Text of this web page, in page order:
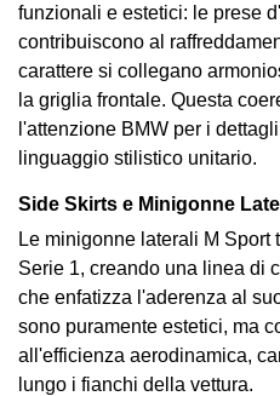
funzionali e estetici: le prese
contribuiscono al
carattere si collegano
la griglia frontale. Questa
l'attenzione BMW per i
linguaggio stilistico unitario.
Side Skirts e Minigonne
Le minigonne laterali M Sport
Serie 1, creando una linea di
che enfatizza l'aderenza al
sono puramente estetici, ma
all'efficienza aerodinamica,
lungo i fianchi della vettura.